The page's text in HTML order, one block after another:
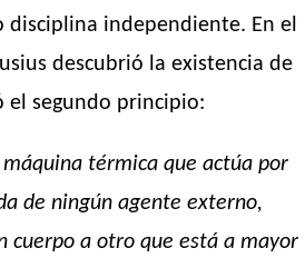
independiente. En el
descubrió la existencia de
el segundo principio:
térmica que actúa por
de ningún agente externo,
cuerpo a otro que está a mayor